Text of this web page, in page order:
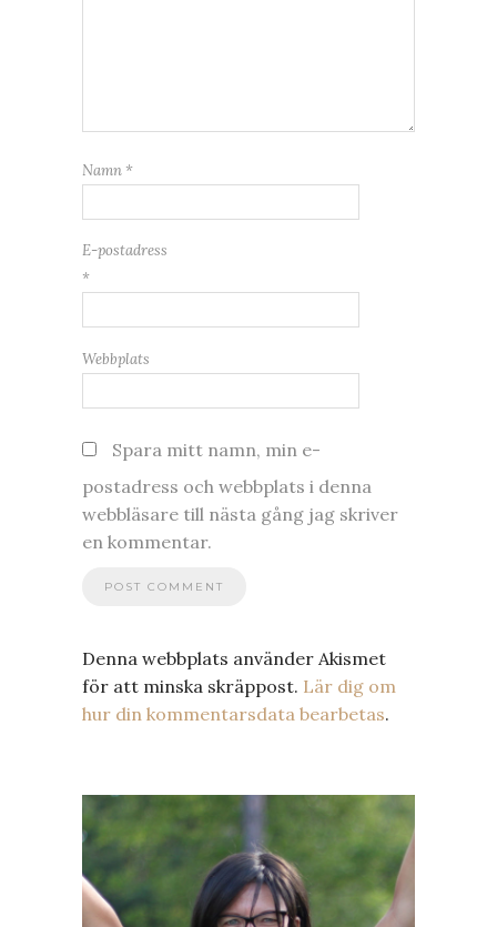
Namn *
E-postadress
*
Webbplats
Spara mitt namn, min e-
postadress och webbplats i denna
webbläsare till nästa gång jag skriver
en kommentar.
Denna webbplats använder Akismet
för att minska skräppost. Lär dig om
hur din kommentarsdata bearbetas.